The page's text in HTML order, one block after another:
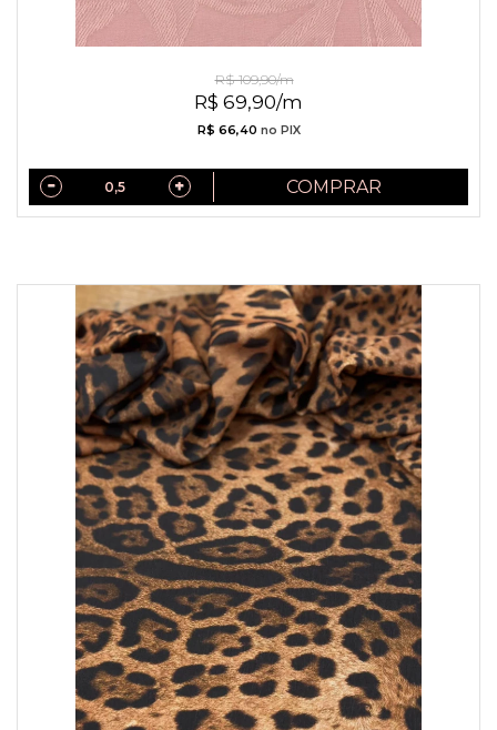
R$ 69,90/m
R$ 109,90/m
R$ 66,40 no PIX
COMPRAR